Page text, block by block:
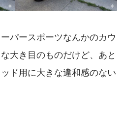
パースポーツなんかのカウ
大き目のものだけど、あと
ド用に大きな違和感のない